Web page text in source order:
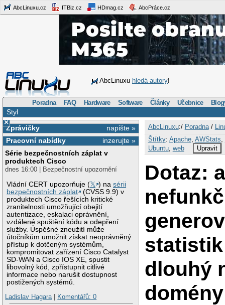
AbcLinuxu.cz ITBiz.cz HDmag.cz AbcPráce.cz
AbcLinuxu hledá autory!
Poradna FAQ Hardware Software Články Učebnice
Styl
×
napište »
Zprávičky
inzerujte »
Pracovní nabídky
Série bezpečnostních záplat v
produktech Cisco
dnes 16:00 | Bezpečnostní upozornění
Vládní CERT upozorňuje (𝕏 ) nasérii
bezpečnostních záplat
(CVSS 9.9) v
produktech Cisco řešících kritické
zranitelnosti umožňující obejití
autentizace, eskalaci oprávnění,
vzdálené spuštění kódu a odepření
služby. Úspěšné zneužití může
útočníkům umožnit získat neoprávněný
přístup k dotčeným systémům,
kompromitovat zařízení Cisco Catalyst
SD-WAN a Cisco IOS XE, spustit
libovolný kód, zpřístupnit citlivé
informace nebo narušit dostupnost
postižených systémů.
Ladislav Hagara| Komentářů: 0
AbcLinuxu:/ Poradna/
Štítky: Apache, AWStats
Ubuntu, web Upravit
Dotaz:
dlouhý
domény